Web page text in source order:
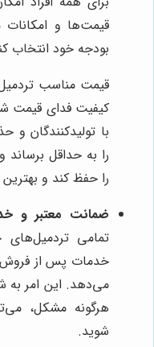
قیمت‌ها و امکانات
بودجه خود انتخاب
قیمت مناسب
کیفیت فدای قیمت
با تولیدکنندگان
را به حداقل
را حفظ کند و
ضمانت معتبر و
تمامی
خدمات پس از فروش
می‌دهد. این امر به
هرگونه مشکل،
شوید.